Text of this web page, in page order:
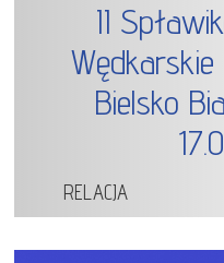
II
Bielsko
RELACJA